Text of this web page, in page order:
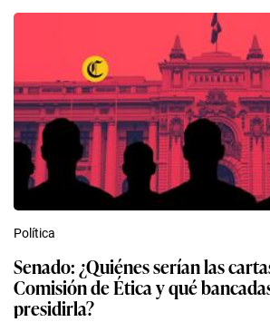
Política
Senado: ¿Quiénes serían las
Comisión de Ética y qué
presidirla?